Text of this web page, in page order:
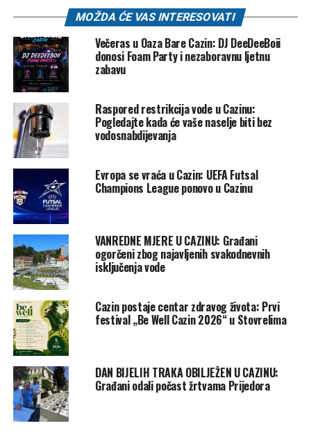
Rak je otkriven u postoperativnim testovima nakon njene
abdominalne operacije sredinom januara.
“U to vrijeme se mislilo da moje stanje nije
kancerogeni.
Operacija je bila uspješna”,rekla je Kate.
A message from
Catherine, The Princess of
Wales
pic.twitter.com/5LQT1qGarK
— The Prince and Princess
of Wales
(@KensingtonRoyal)
March 22, 2024
“Međutim, testovi nakon operacije su otkrili da je rak
bio prisutan. Moj medicinski tim je stoga savjetovao
da se podvrgnem preventivnoj kemoterapiji i sada
MOŽDA ĆE VAS INTERESOVATI
Večeras u Oaza Bare Cazin: DJ DeeDeeBoii
donosi Foam Party i nezaboravnu ljetnu
zabavu
Raspored restrikcija vode u Cazinu:
Pogledajte kada će vaše naselje biti bez
vodosnabdijevanja
Evropa se vraća u Cazin: UEFA Futsal
Champions League ponovo u Cazinu
VANREDNE MJERE U CAZINU: Građani
ogorčeni zbog najavljenih svakodnevnih
isključenja vode
Cazin postaje centar zdravog života: Prvi
festival „Be Well Cazin 2026“ u Stovrelima
DAN BIJELIH TRAKA OBILJEŽEN U CAZINU:
Građani odali počast žrtvama Prijedora